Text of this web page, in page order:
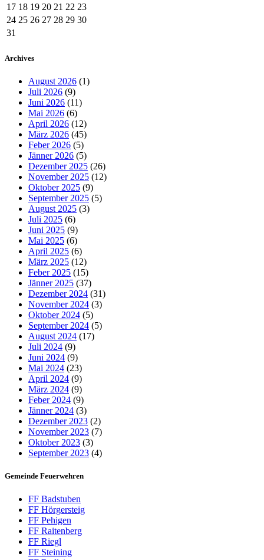
17 18 19 20 21 22 23
24 25 26 27 28 29 30
31
Archives
August 2026 (1)
Juli 2026 (9)
Juni 2026 (11)
Mai 2026 (6)
April 2026 (12)
März 2026 (45)
Feber 2026 (5)
Jänner 2026 (5)
Dezember 2025 (26)
November 2025 (12)
Oktober 2025 (9)
September 2025 (5)
August 2025 (3)
Juli 2025 (6)
Juni 2025 (9)
Mai 2025 (6)
April 2025 (6)
März 2025 (12)
Feber 2025 (15)
Jänner 2025 (37)
Dezember 2024 (31)
November 2024 (3)
Oktober 2024 (5)
September 2024 (5)
August 2024 (17)
Juli 2024 (9)
Juni 2024 (9)
Mai 2024 (23)
April 2024 (9)
März 2024 (9)
Feber 2024 (9)
Jänner 2024 (3)
Dezember 2023 (2)
November 2023 (7)
Oktober 2023 (3)
September 2023 (4)
Gemeinde Feuerwehren
FF Badstuben
FF Hörgersteig
FF Pehigen
FF Raitenberg
FF Riegl
FF Steining